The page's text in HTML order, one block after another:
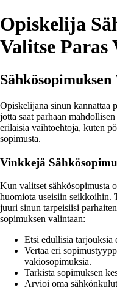
Opiskelija
Valitse Paras
Opiskelijana sinun kannattaa
jotta saat parhaan
erilaisia vaihtoehtoja, kuten
sopimusta.
Vinkkejä
Kun valitset sähkösopimusta
huomiota useisiin seikkoihin.
juuri sinun tarpeisiisi
sopimuksen valintaan:
Etsi edullisia tarjouksia
Vertaa eri
vakiosopimuksia.
Tarkista sopimuksen
Arvioi oma